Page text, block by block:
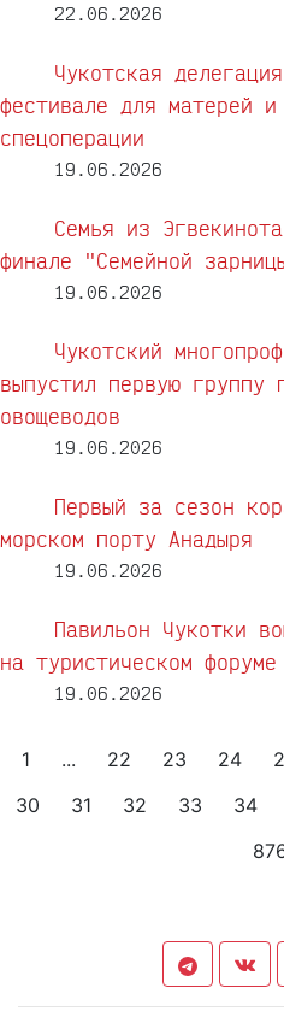
22.06.2026
Чукотская
фестивале для матерей
спецоперации
19.06.2026
Семья из
финале "Семейной
19.06.2026
Чукотский
выпустил первую группу
овощеводов
19.06.2026
Первый за сезон
морском порту Анадыря
19.06.2026
Павильон Чукотки
на туристическом
19.06.2026
1 ... 22 23 24
30
31 32 33 34